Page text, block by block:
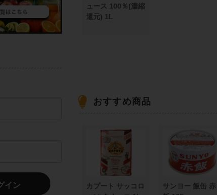
ュース 100％(濃縮
還元) 1L
おすすめ商品
カプート サッコロ
サンヨー 飯缶 赤
イン